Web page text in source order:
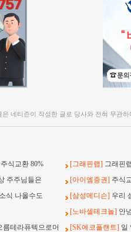
네티즌이 작성한 글로 당사와 전혀 무관
식교환 80% [그래핀랩] 그래핀
주주님들은 [아이엠증권] 주식
식 나올수도 [삼성메디슨] 우리
[노바셀테크놀] 안
름테라퓨텍으로머 [SK에코플랜트] 일